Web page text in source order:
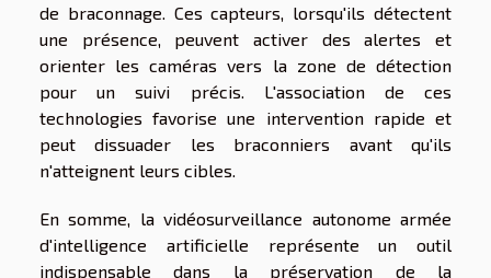
de braconnage. Ces capteurs, lorsqu'ils détectent
une présence, peuvent activer des alertes et
orienter les caméras vers la zone de détection
pour un suivi précis. L'association de ces
technologies favorise une intervention rapide et
peut dissuader les braconniers avant qu'ils
n'atteignent leurs cibles.
En somme, la vidéosurveillance autonome armée
d'intelligence artificielle représente un outil
indispensable dans la préservation de la